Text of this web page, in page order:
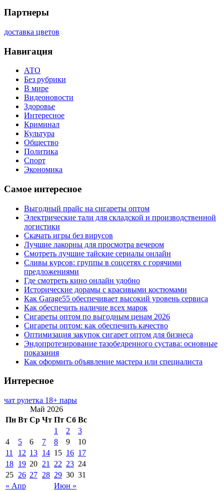
Партнеры
доставка цветов
Навигация
АТО
Без рубрики
В мире
Видеоновости
Здоровье
Интересное
Криминал
Культура
Общество
Политика
Спорт
Экономика
Самое интересное
Выгодный прайс на сигареты оптом
Электрические тали для складской и производственной
логистики
Скачать игры без вирусов
Лучшие лакорны для просмотра вечером
Смотреть лучшие тайские сериалы онлайн
Сливы курсов: группы в соцсетях с горячими
предложениями
Где смотреть кино онлайн удобно
Исторические дорамы с красивыми костюмами
Как Garage55 обеспечивает высокий уровень сервиса
Как обеспечить наличие всех марок
Сигареты оптом по выгодным ценам 2026
Сигареты оптом: как обеспечить качество
Оптимизация закупок сигарет оптом для бизнеса
Эндопротезирование тазобедренного сустава: основные
показания
Как оформить объявление мастера или специалиста
Интересное
чат рулетка 18+ пары
Май 2026
Пн Вт Ср Чт Пт Сб Вс
« Апр Июн »
1 2
3
4
5 6 7 8 9
10
11
12 13 14 15 16 17
18 19 20 21 22 23 24
25 26 27 28 29 30 31